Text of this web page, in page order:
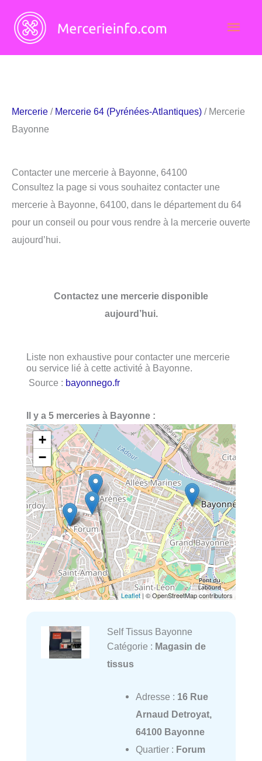
contenu
Mercerie / Mercerie 64 (Pyrénées-Atlantiques) / Mercerie
Bayonne
Contacter une mercerie à Bayonne, 64100
Consultez la page si vous souhaitez contacter une
mercerie à Bayonne, 64100, dans le département du 64
pour un conseil ou pour vous rendre à la mercerie ouverte
aujourd’hui.
Contactez une mercerie disponible
aujourd’hui.
Liste non exhaustive pour contacter une mercerie
ou service lié à cette activité à Bayonne.
Source : bayonnego.fr
Il y a 5 merceries à Bayonne :
+
−
Leaflet | © OpenStreetMap contributors
Self Tissus Bayonne
Catégorie : Magasin de
tissus
Adresse : 16 Rue
Arnaud Detroyat,
64100 Bayonne
Quartier : Forum